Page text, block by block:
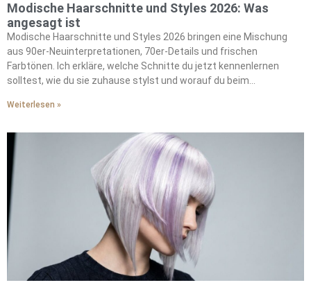
Modische Haarschnitte und Styles 2026: Was
angesagt ist
Modische Haarschnitte und Styles 2026 bringen eine Mischung
aus 90er-Neuinterpretationen, 70er-Details und frischen
Farbtönen. Ich erkläre, welche Schnitte du jetzt kennenlernen
solltest, wie du sie zuhause stylst und worauf du beim
und leicht umzusetzen. Die wichtigsten Looks im Überblick Kurz
Weiterlesen »